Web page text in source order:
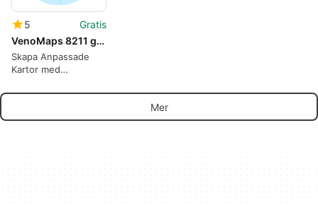
5
Gratis
VenoMaps 8211 geo map and custom markers
Skapa Anpassade
Kartor med
Mer